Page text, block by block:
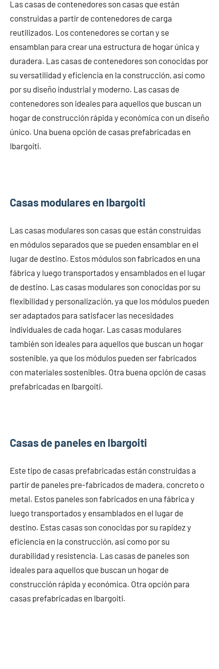
Las casas de contenedores son casas que están
construidas a partir de contenedores de carga
reutilizados. Los contenedores se cortan y se
ensamblan para crear una estructura de hogar única y
duradera. Las casas de contenedores son conocidas por
su versatilidad y eficiencia en la construcción, así como
por su diseño industrial y moderno. Las casas de
contenedores son ideales para aquellos que buscan un
hogar de construcción rápida y económica con un diseño
único. Una buena opción de casas prefabricadas en
Ibargoiti.
Casas modulares en Ibargoiti
Las casas modulares son casas que están construidas
en módulos separados que se pueden ensamblar en el
lugar de destino. Estos módulos son fabricados en una
fábrica y luego transportados y ensamblados en el lugar
de destino. Las casas modulares son conocidas por su
flexibilidad y personalización, ya que los módulos pueden
ser adaptados para satisfacer las necesidades
individuales de cada hogar. Las casas modulares
también son ideales para aquellos que buscan un hogar
sostenible, ya que los módulos pueden ser fabricados
con materiales sostenibles. Otra buena opción de casas
prefabricadas en Ibargoiti.
Casas de paneles en Ibargoiti
Este tipo de casas prefabricadas están construidas a
partir de paneles pre-fabricados de madera, concreto o
metal. Estos paneles son fabricados en una fábrica y
luego transportados y ensamblados en el lugar de
destino. Estas casas son conocidas por su rapidez y
eficiencia en la construcción, así como por su
durabilidad y resistencia. Las casas de paneles son
ideales para aquellos que buscan un hogar de
construcción rápida y económica. Otra opción para
casas prefabricadas en Ibargoiti.